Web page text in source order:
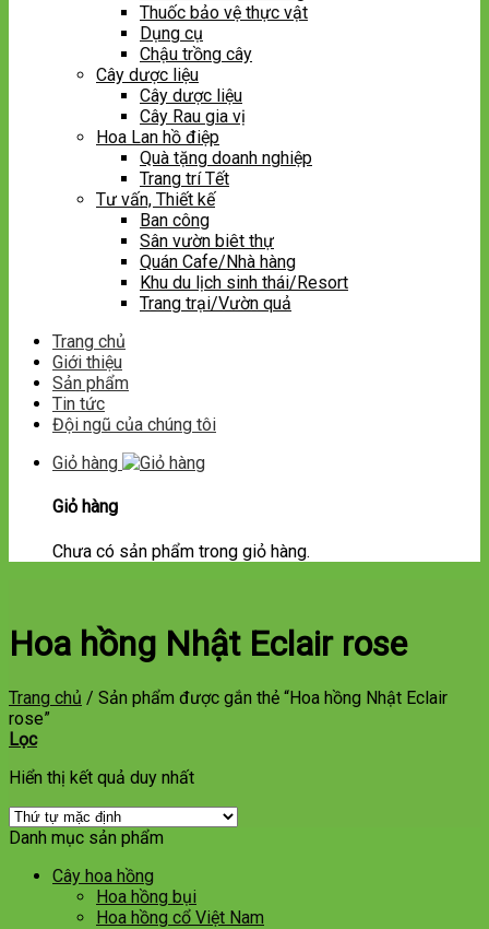
Thuốc bảo vệ thực vật
Dụng cụ
Chậu trồng cây
Cây dược liệu
Cây dược liệu
Cây Rau gia vị
Hoa Lan hồ điệp
Quà tặng doanh nghiệp
Trang trí Tết
Tư vấn, Thiết kế
Ban công
Sân vườn biêt thự
Quán Cafe/Nhà hàng
Khu du lịch sinh thái/Resort
Trang trại/Vườn quả
Trang chủ
Giới thiệu
Sản phẩm
Tin tức
Đội ngũ của chúng tôi
Giỏ hàng
Giỏ hàng
Chưa có sản phẩm trong giỏ hàng.
Hoa hồng Nhật Eclair rose
Trang chủ / Sản phẩm được gắn thẻ “Hoa hồng Nhật Eclair
rose”
Lọc
Hiển thị kết quả duy nhất
Danh mục sản phẩm
Cây hoa hồng
Hoa hồng bụi
Hoa hồng cổ Việt Nam